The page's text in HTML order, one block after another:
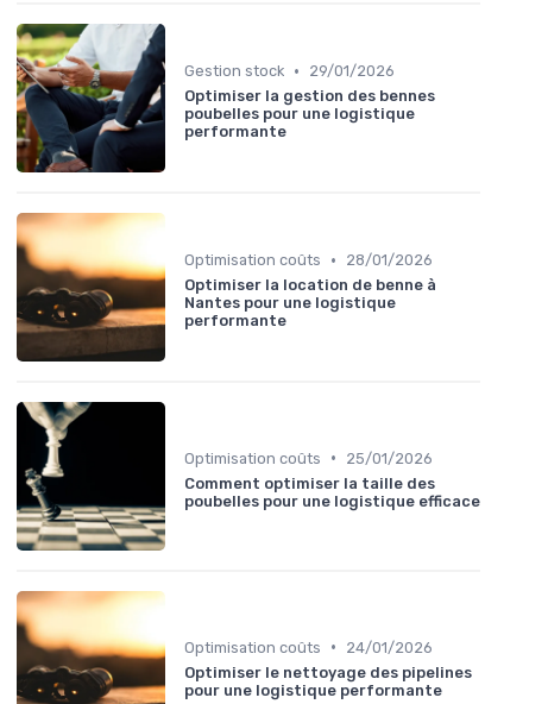
Gestion stock •
29/01/2026
Optimiser la gestion des bennes
poubelles pour une logistique
performante
Optimisation coûts •
28/01/2026
Optimiser la location de benne à
Nantes pour une logistique
performante
Optimisation coûts •
25/01/2026
Comment optimiser la taille des
poubelles pour une logistique efficace
Optimisation coûts •
24/01/2026
Optimiser le nettoyage des pipelines
pour une logistique performante